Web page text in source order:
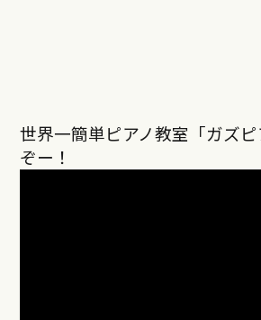
世界一簡単ピアノ教室「ガズ
ぞー！